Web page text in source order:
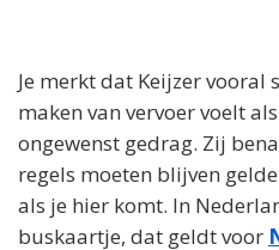
Je merkt dat Keijzer
maken van vervoer voelt
ongewenst gedrag. Zij
regels moeten blijven
als je hier komt. In
buskaartje, dat geldt voor